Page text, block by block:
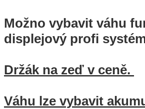
Možno vybavit váhu
displejový profi
Držák na zeď v ceně.
Váhu lze vybavit